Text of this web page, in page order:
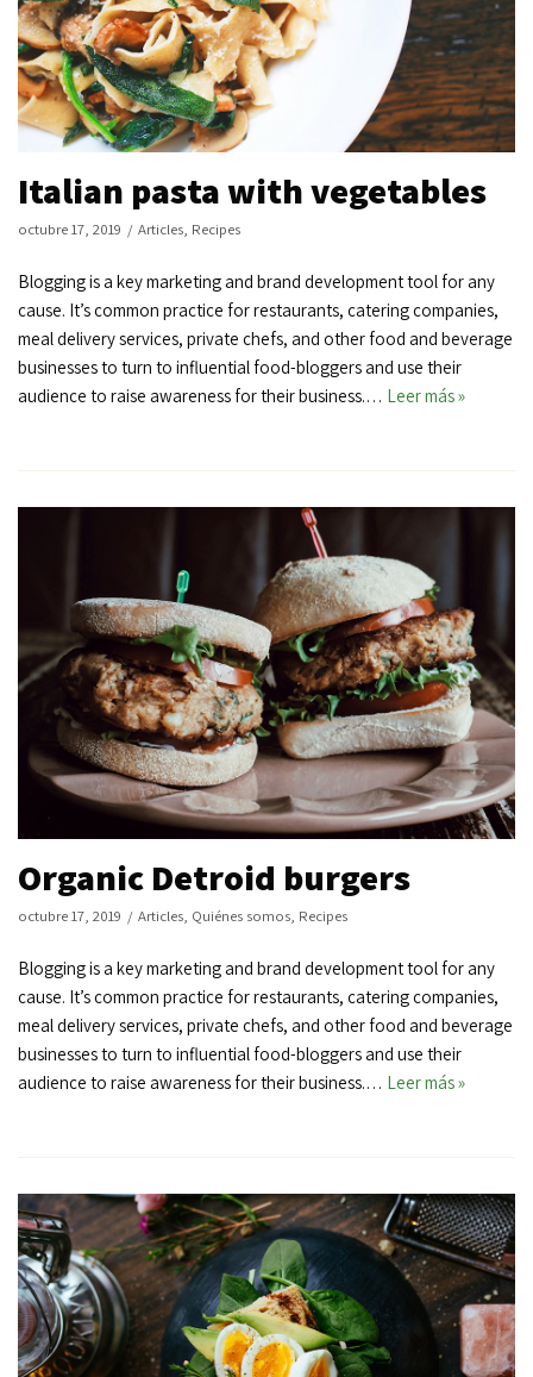
Italian pasta with vegetables
octubre 17, 2019 Articles, Recipes
Blogging is a key marketing and brand development tool for any
cause. It’s common practice for restaurants, catering companies,
meal delivery services, private chefs, and other food and beverage
businesses to turn to influential food-bloggers and use their
audience to raise awareness for their business.… Leer más »
Organic Detroid burgers
octubre 17, 2019 Articles, Quiénes somos, Recipes
Blogging is a key marketing and brand development tool for any
cause. It’s common practice for restaurants, catering companies,
meal delivery services, private chefs, and other food and beverage
businesses to turn to influential food-bloggers and use their
audience to raise awareness for their business.… Leer más »